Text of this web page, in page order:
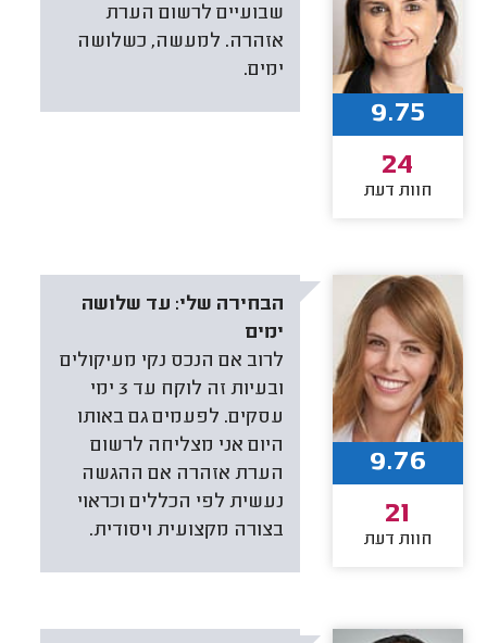
שבועיים לרשום הערת
אזהרה. למעשה, כשלושה
ימים.
9.75
24
חוות דעת
הבחירה שלי: עד שלושה
ימים
לרוב אם הנכס נקי מעיקולים
ובעיות זה לוקח עד 3 ימי
עסקים. לפעמים גם באותו
היום אני מצליחה לרשום
הערת אזהרה אם ההגשה
נעשית לפי הכללים וכראוי
בצורה מקצועית ויסודית.
9.76
21
חוות דעת